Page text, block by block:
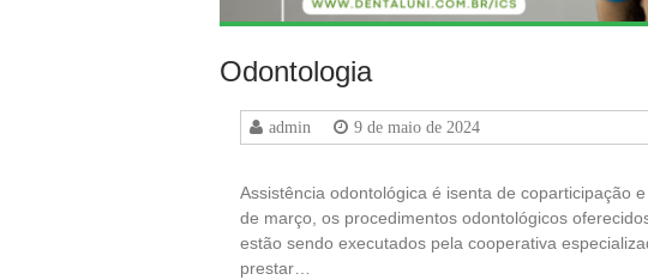
Odontologia
admin 9 de maio de 2024
Assistência odontológica é isenta de coparticipação
de março, os procedimentos odontológicos
estão sendo executados pela cooperativa
prestar…